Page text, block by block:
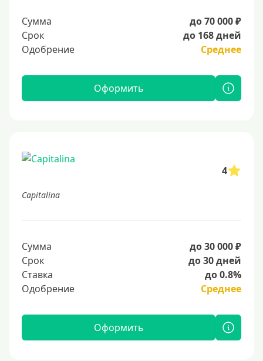
Сумма
до 70 000 ₽
Срок
до 168 дней
Одобрение
Среднее
Оформить
4
Capitalina
Сумма
до 30 000 ₽
Срок
до 30 дней
Ставка
до 0.8%
Одобрение
Среднее
Оформить